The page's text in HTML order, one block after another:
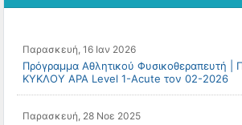
Παρασκευή, 16 Ιαν 2026
Πρόγραμμα Αθλητικού Φυσικοθεραπευτή
ΚΥΚΛΟΥ APA Level 1-Acute τον 02-2026
Παρασκευή, 28 Νοε 2025